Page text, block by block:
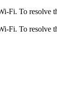
Fi. To
Fi. To